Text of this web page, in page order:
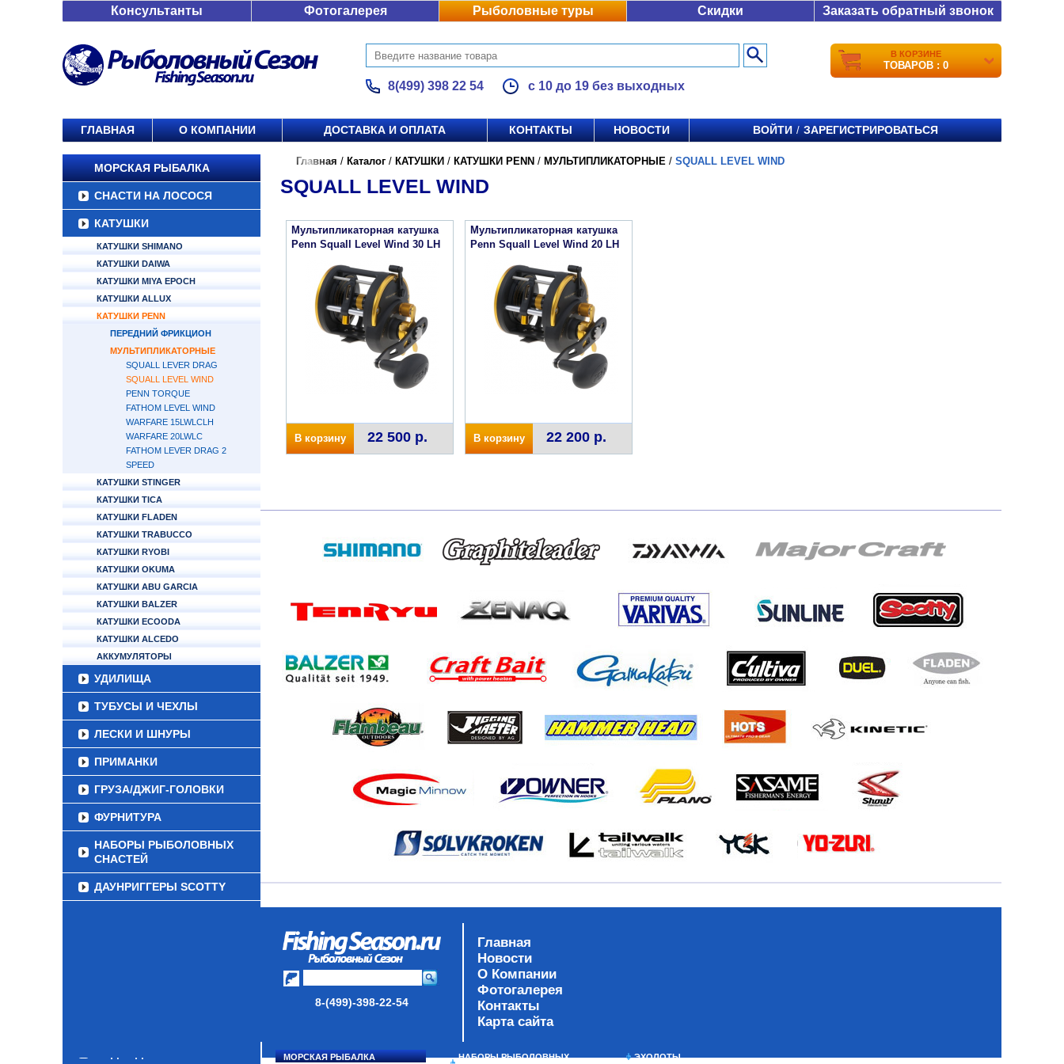
Консультанты Фотогалерея Рыболовные туры Скидки Заказать обратный звонок
8(499) 398 22 54 с 10 до 19 без выходных
В КОРЗИНЕ
ТОВАРОВ : 0
ГЛАВНАЯ О КОМПАНИИ ДОСТАВКА И ОПЛАТА КОНТАКТЫ НОВОСТИ ВОЙТИ / ЗАРЕГИСТРИРОВАТЬСЯ
МОРСКАЯ РЫБАЛКА
СНАСТИ НА ЛОСОСЯ
КАТУШКИ
КАТУШКИ SHIMANO
КАТУШКИ DAIWA
КАТУШКИ MIYA EPOCH
КАТУШКИ ALLUX
КАТУШКИ PENN
ПЕРЕДНИЙ ФРИКЦИОН
МУЛЬТИПЛИКАТОРНЫЕ
SQUALL LEVER DRAG
SQUALL LEVEL WIND
PENN TORQUE
FATHOM LEVEL WIND
WARFARE 15LWLCLH
WARFARE 20LWLC
FATHOM LEVER DRAG 2
SPEED
КАТУШКИ STINGER
КАТУШКИ TICA
КАТУШКИ FLADEN
КАТУШКИ TRABUCCO
КАТУШКИ RYOBI
КАТУШКИ OKUMA
КАТУШКИ ABU GARCIA
КАТУШКИ BALZER
КАТУШКИ ECOODA
КАТУШКИ ALCEDO
АККУМУЛЯТОРЫ
УДИЛИЩА
ТУБУСЫ И ЧЕХЛЫ
ЛЕСКИ И ШНУРЫ
ПРИМАНКИ
ГРУЗА/ДЖИГ-ГОЛОВКИ
ФУРНИТУРА
НАБОРЫ РЫБОЛОВНЫХ
СНАСТЕЙ
ДАУНРИГГЕРЫ SCOTTY
Главная / Каталог / КАТУШКИ / КАТУШКИ PENN / МУЛЬТИПЛИКАТОРНЫЕ / SQUALL LEVEL WIND
SQUALL LEVEL WIND
Мультипликаторная катушка
Penn Squall Level Wind 30 LH
В корзину 22 500 р.
Мультипликаторная катушка
Penn Squall Level Wind 20 LH
В корзину 22 200 р.
8-(499)-398-22-54
Главная
Новости
О Компании
Фотогалерея
Контакты
Карта сайта
МОРСКАЯ РЫБАЛКА НАБОРЫ РЫБОЛОВНЫХ ЭХОЛОТЫ